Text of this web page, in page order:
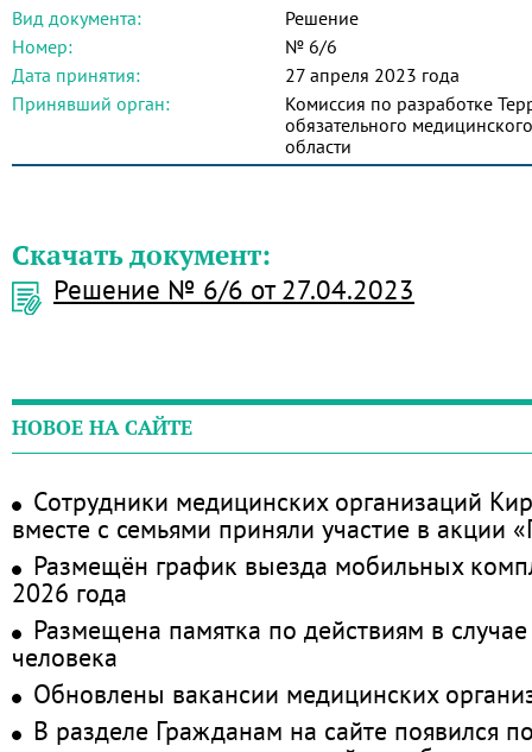
Вид документа:
Решение
Номер:
№ 6/6
Дата принятия:
27 апреля 2023 года
Принявший орган:
Комиссия по разработке
обязательного
области
Скачать документ:
Решение № 6/6 от 27.04.2023
НОВОЕ НА САЙТЕ
Сотрудники медицинских организаций
вместе с семьями приняли участие в акции
Размещён график выезда мобильных
2026 года
Размещена памятка по действиям в
человека
Обновлены вакансии медицинских
В разделе Гражданам на сайте появился